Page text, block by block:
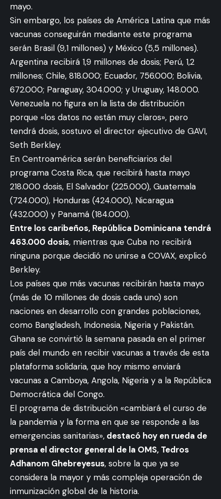
mayo.
Sin embargo, los países de América Latina que más
vacunas conseguirán mediante este programa
serán Brasil (9,1 millones) y México (5,5 millones).
Argentina recibirá 1,9 millones de dosis; Perú, 1,2
millones; Chile, 818.000; Ecuador, 756.000; Bolivia,
672.000; Paraguay, 304.000; y Uruguay, 148.000.
Venezuela no figura en la lista de distribución
porque «los datos no están muy claros», pero
tendrá dosis, sostuvo el director ejecutivo de GAVI,
Seth Berkley.
En Centroamérica serán beneficiarios del
programa Costa Rica, que recibirá hasta mayo
218.000 dosis, El Salvador (225.000), Guatemala
(724.000), Honduras (424.000), Nicaragua
(432.000) y Panamá (184.000).
Entre los caribeños, República Dominicana tendrá
463.000 dosis, mientras que Cuba no recibirá
ninguna porque decidió no unirse a COVAX, explicó
Berkley.
Los países que más vacunas recibirán hasta mayo
(más de 10 millones de dosis cada uno) son
naciones en desarrollo con grandes poblaciones,
como Bangladesh, Indonesia, Nigeria y Pakistán.
Ghana se convirtió la semana pasada en el primer
país del mundo en recibir vacunas a través de esta
plataforma solidaria, que hoy mismo enviará
vacunas a Camboya, Angola, Nigeria y a la República
Democrática del Congo.
El programa de distribución «cambiará el curso de
la pandemia y la forma en que se responde a las
emergencias sanitarias», destacó hoy en rueda de
prensa el director general de la OMS, Tedros
Adhanom Ghebreyesus, sobre la que ya se
considera la mayor y más compleja operación de
inmunización global de la historia.